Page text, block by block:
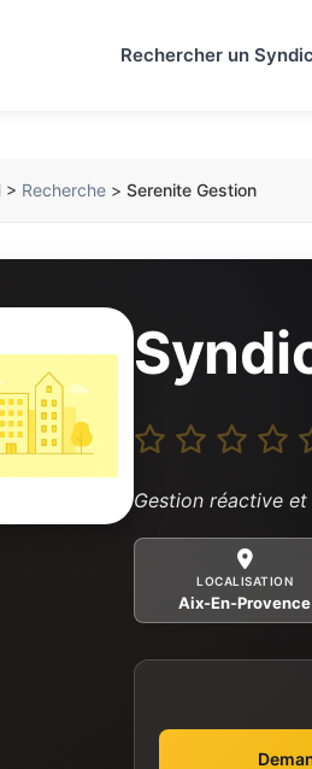
Rechercher un Syndic
> Recherche > Serenite Gestion
Gestion réactive
LOCALISATION
Aix-En-Provence